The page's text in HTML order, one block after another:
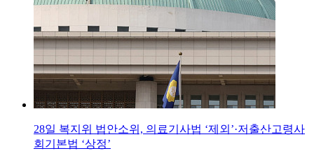
28일 복지위 법안소위, 의료기사법 ‘제외’·저출산고령사
회기본법 ‘상정’